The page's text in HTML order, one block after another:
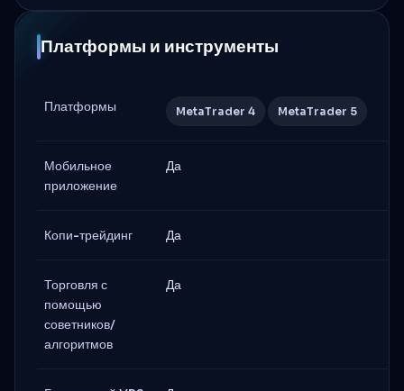
Платформы и инструменты
Платформы MetaTrader 4 MetaTrader 5
Мобильное
приложение
Да
Копи-трейдинг Да
Торговля с
помощью
советников/
алгоритмов
Да